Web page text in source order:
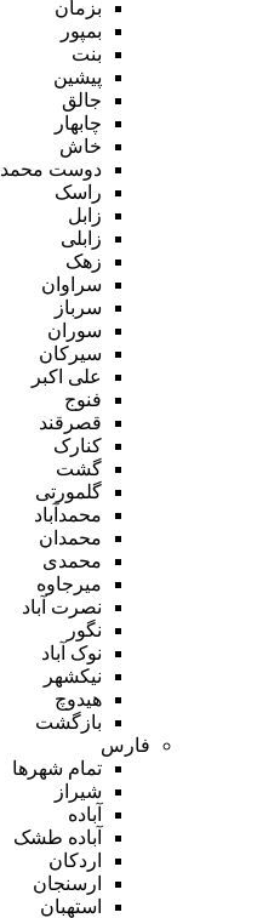
بزمان
بمپور
بنت
پیشین
جالق
چابهار
خاش
دوست محمد
راسک
زابل
زابلی
زهک
سراوان
سرباز
سوران
سیرکان
علی اکبر
فنوج
قصرقند
کنارک
گشت
گلمورتی
محمدآباد
محمدان
محمدی
میرجاوه
نصرت آباد
نگور
نوک آباد
نیکشهر
هیدوچ
بازگشت
فارس
تمام شهر‌ها
شیراز
آباده
آباده طشک
اردکان
ارسنجان
استهبان